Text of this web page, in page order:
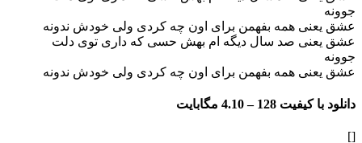
همه بفهمن برای اون چه کردی ولی خودش ندونه
صد سال دیگه ام بهش حسی که داری توی دلت
همه بفهمن برای اون چه کردی ولی خودش ندونه
128 – 4.10 مگابایت